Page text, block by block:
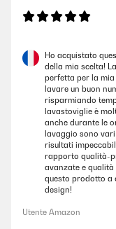
Ho acquistato
della mia scelta!
perfetta per la
lavare un buon
risparmiando
lavastoviglie è
anche durante le
lavaggio sono
risultati
rapporto qualità-
avanzate e
questo prodotto a
design!
Utente Amazon